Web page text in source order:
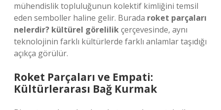
mühendislik topluluğunun kolektif kimliğini temsil
eden semboller haline gelir. Burada roket parçaları
nelerdir? kültürel görelilikçerçevesinde, aynı
teknolojinin farklı kültürlerde farklı anlamlar taşıdığı
açıkça görülür.
Roket Parçaları ve Empati:
Kültürlerarası Bağ Kurmak